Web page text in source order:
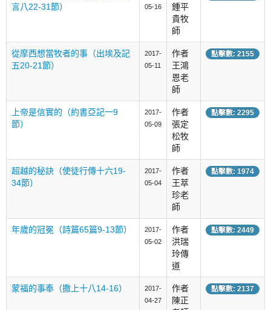
言八22-31節）
05-16
鍾平
貴牧
師
從摩西想當牧者的事（出埃及記
五20-21節）
2017-
05-11
作者
王鴻
恩老
師
點擊數: 2155
上帝是信實的（約書亞記一9
節）
2017-
05-09
作者
張定
松牧
師
點擊數: 2295
超越的秘訣（使徒行傳十六19-
34節）
2017-
05-04
作者
王萃
珍老
師
點擊數: 1974
年歲的冠冕（詩篇65篇9-13節）
2017-
05-02
作者
洪瑞
玲傳
道
點擊數: 2449
蒙福的事奉（撒上十八14-16）
2017-
04-27
作者
陳正
點擊數: 2137